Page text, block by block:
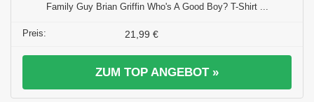
Family Guy Brian Griffin Who's A Good Boy? T-Shirt ...
21,99 €
ZUM TOP ANGEBOT »